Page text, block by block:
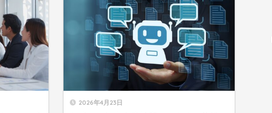
2026年4月23日